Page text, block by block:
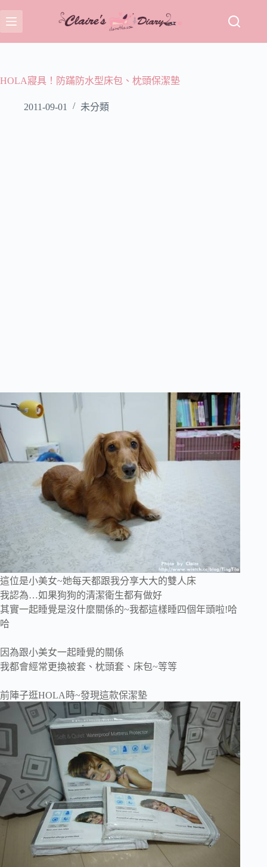
至
主
容
HOLA寢具！防蹣防水型床包、枕頭保潔墊
2011-09-01 未分類
這位是小美女~她每天都跟我分享大大的雙人床
我認為…如果狗狗的清潔衛生都有做好
其實一起睡覺是沒什麼關係的~我都這樣睡四個年頭啦!哈
哈
因為跟小美女一起睡覺的關係
我都會經常更換被套、枕頭套、床包~等等
前陣子逛HOLA時~發現這款保潔墊